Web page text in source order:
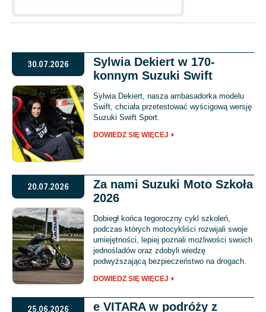
30.07.2026
Sylwia Dekiert w 170-
konnym Suzuki Swift
Sylwia Dekiert, nasza ambasadorka modelu
Swift, chciała przetestować wyścigową wersję
Suzuki Swift Sport.
DOWIEDZ SIĘ WIĘCEJ
20.07.2026
Za nami Suzuki Moto Szkoła
2026
Dobiegł końca tegoroczny cykl szkoleń,
podczas których motocykliści rozwijali swoje
umiejętności, lepiej poznali możliwości swoich
jednośladów oraz zdobyli wiedzę
podwyższającą bezpieczeństwo na drogach.
DOWIEDZ SIĘ WIĘCEJ
25.06.2026
e VITARA w podróży z